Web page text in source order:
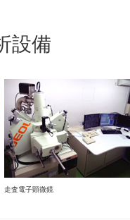
設備
走査電子顕微鏡